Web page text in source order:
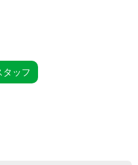
ズ
タッフ